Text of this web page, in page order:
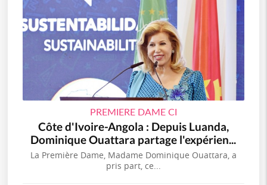
PREMIERE DAME CI
Côte d'Ivoire-Angola : Depuis Luanda,
Dominique Ouattara partage l'expérien...
La Première Dame, Madame Dominique Ouattara, a
pris part, ce...